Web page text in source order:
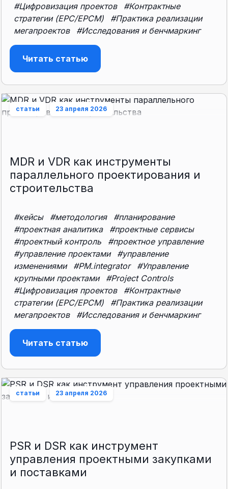
#Цифровизация проектов
#Контрактные
стратегии (EPC/EPCM)
#Практика реализации
мегапроектов
#Исследования и бенчмаркинг
Читать статью
статьи 23 апреля 2026
MDR и VDR как инструменты
параллельного проектирования и
строительства
#кейсы #методология
#планирование
#проектная аналитика
#проектные сервисы
#проектный контроль
#проектное управление
#управление проектами
#управление
изменениями
#PM.integrator
#Управление
крупными проектами
#Project Controls
#Цифровизация проектов
#Контрактные
стратегии (EPC/EPCM)
#Практика реализации
мегапроектов
#Исследования и бенчмаркинг
Читать статью
статьи 23 апреля 2026
PSR и DSR как инструмент
управления проектными закупками
и поставками